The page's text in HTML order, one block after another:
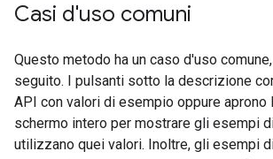
Casi d'uso comuni